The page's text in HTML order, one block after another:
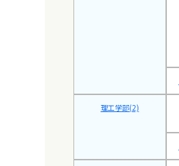
理工学部(2)